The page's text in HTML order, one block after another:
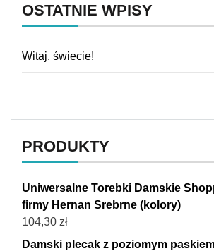
OSTATNIE WPISY
Witaj, świecie!
PRODUKTY
Uniwersalne Torebki Damskie
firmy Hernan Srebrne (kolory)
104,30 zł
Damski plecak z poziomym